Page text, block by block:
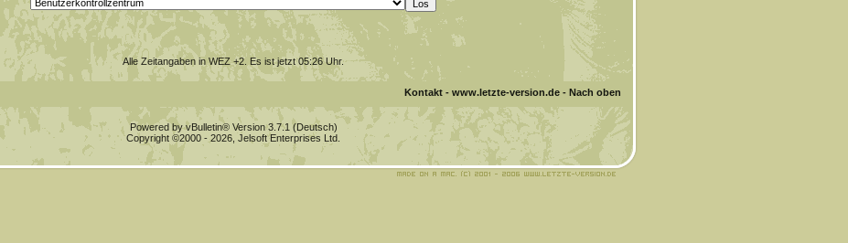
Alle Zeitangaben in WEZ +2. Es ist jetzt05:26Uhr.
Kontakt- www.letzte-version.de- Nach oben
Powered by vBulletin® Version 3.7.1 (Deutsch)
Copyright ©2000 - 2026, Jelsoft Enterprises Ltd.